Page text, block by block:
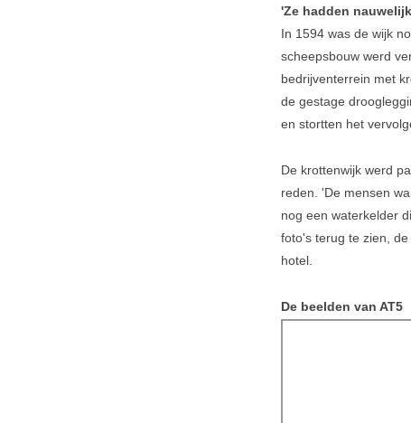
'Ze hadden
In 1594 was de wijk
scheepsbouw werd
bedrijventerrein met
de gestage
en stortten het
De krottenwijk werd
reden. 'De mensen
nog een waterkelder
foto's terug te zien,
hotel.
De beelden van AT5